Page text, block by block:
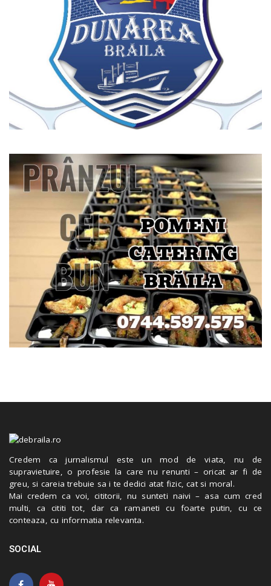
Credem ca jurnalismul este un mod de viata, nu de
supravietuire, o profesie la care nu renunti – oricat ar fi de
greu, si careia trebuie sa i te dedici atat fizic, cat si moral.
Mai credem ca voi, cititorii, nu sunteti naivi – asa cum cred
multi, ca cititi tot, dar ca ramaneti cu foarte putin, cu ce
conteaza, cu informatia relevanta.
SOCIAL